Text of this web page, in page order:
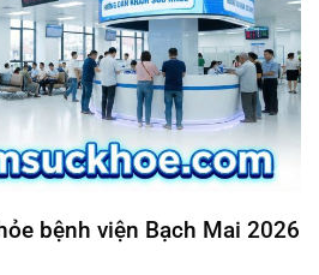
bệnh viện Bạch Mai 2026